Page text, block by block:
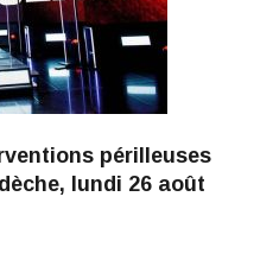
périlleuses
lundi 26 août